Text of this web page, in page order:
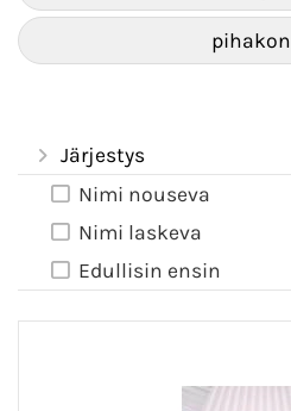
Järjestys
Nimi nouseva
Nimi laskeva
Edullisin ensin